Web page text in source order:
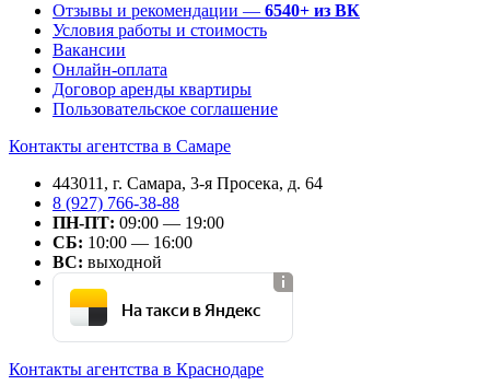
Отзывы и рекомендации — 6540+ из ВК
Условия работы и стоимость
Вакансии
Онлайн-оплата
Договор аренды квартиры
Пользовательское соглашение
Контакты агентства в Самаре
443011, г. Самара, 3-я Просека, д. 64
8 (927) 766-38-88
ПН-ПТ: 09:00 — 19:00
СБ: 10:00 — 16:00
ВС: выходной
На такси в Яндекс
Контакты агентства в Краснодаре